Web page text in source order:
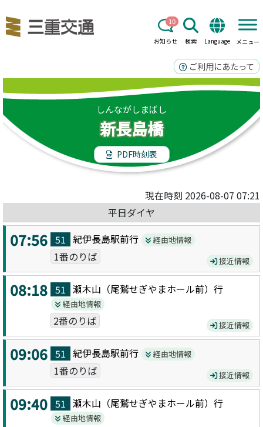
お知らせ
10
検索 Language メニュー
ご利用にあたって
しんながしまばし
新長島橋
PDF時刻表
現在時刻 2026-08-07 07:21
平日ダイヤ
07:56 51 紀伊長島駅前行 経由地情報
1番のりば 接近情報
08:18 51 瀬木山（尾鷲せぎやまホール前） 行
経由地情報
2番のりば 接近情報
09:06 51 紀伊長島駅前行 経由地情報
1番のりば 接近情報
09:40 51 瀬木山（尾鷲せぎやまホール前） 行
経由地情報